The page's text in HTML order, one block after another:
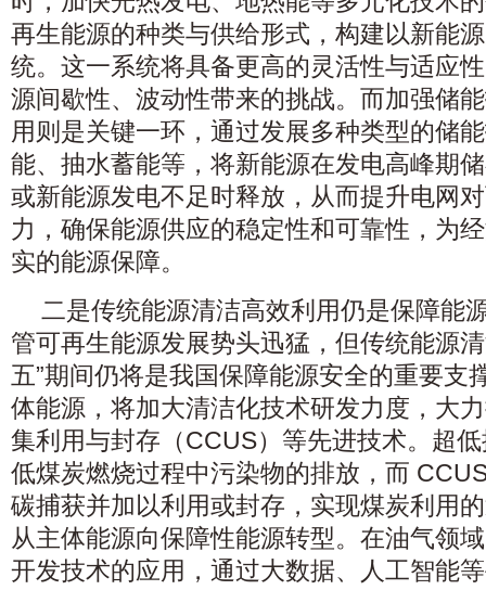
再生能源的种类与供给形式，构建以新能
统。这一系统将具备更高的灵活性与适应
源间歇性、波动性带来的挑战。而加强储
用则是关键一环，通过发展多种类型的储
能、抽水蓄能等，将新能源在发电高峰期
或新能源发电不足时释放，从而提升电网
力，确保能源供应的稳定性和可靠性，为
实的能源保障。
二是传统能源清洁高效利用仍是保障能
管可再生能源发展势头迅猛，但传统能源
五”期间仍将是我国保障能源安全的重要支
体能源，将加大清洁化技术研发力度，大
集利用与封存（CCUS）等先进技术。超
低煤炭燃烧过程中污染物的排放，而
碳捕获并加以利用或封存，实现煤炭利用
从主体能源向保障性能源转型。在油气领
开发技术的应用，通过大数据、人工智能